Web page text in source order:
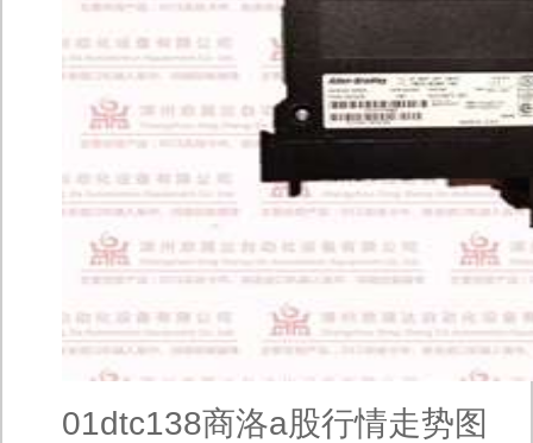
01dtc138商洛a股行情走势图